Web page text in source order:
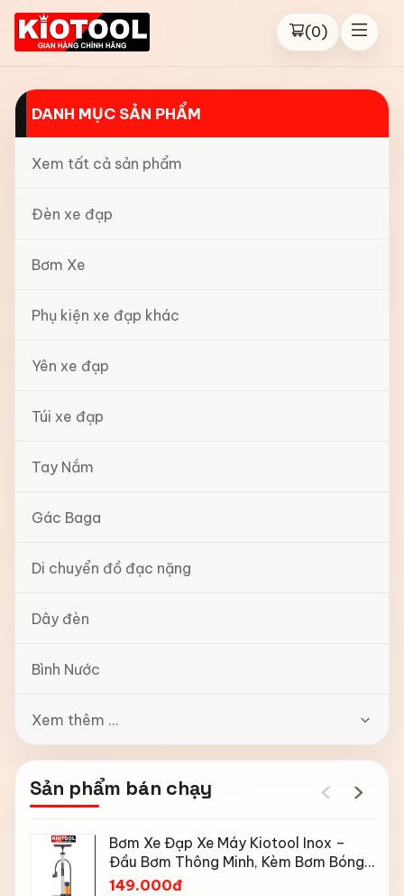
(0)
DANH MỤC SẢN PHẨM
Xem tất cả sản phẩm
Đèn xe đạp
Bơm Xe
Phụ kiện xe đạp khác
Yên xe đạp
Túi xe đạp
Tay Nắm
Gác Baga
Di chuyển đồ đạc nặng
Dây đèn
Bình Nước
Xem thêm ...
Sản phẩm bán chạy ‹ ›
Bơm Xe Đạp Xe Máy Kiotool Inox –
Đầu Bơm Thông Minh, Kèm Bơm Bóng,
Đồng Hồ 160 PSI
149.000đ